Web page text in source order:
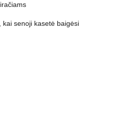
senoji kasetė baigėsi